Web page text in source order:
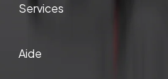
Services
Aide